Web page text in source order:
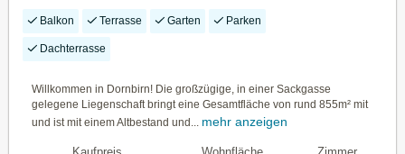
Dornbirn/Forach zum Verkauf!
Balkon Terrasse Garten Parken
Dachterrasse
Willkommen in Dornbirn! Die großzügige, in einer Sackgasse
gelegene Liegenschaft bringt eine Gesamtfläche von rund 855m² mit
und ist mit einem Altbestand und...
mehr anzeigen